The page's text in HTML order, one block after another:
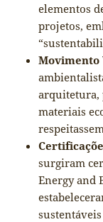
elementos
projetos,
Movimento
arquitetura,
materiais
surgiram
Energy and